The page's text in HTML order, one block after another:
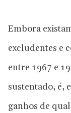
Embora
excludentes e
entre 1967 e
sustentado, é,
ganhos de